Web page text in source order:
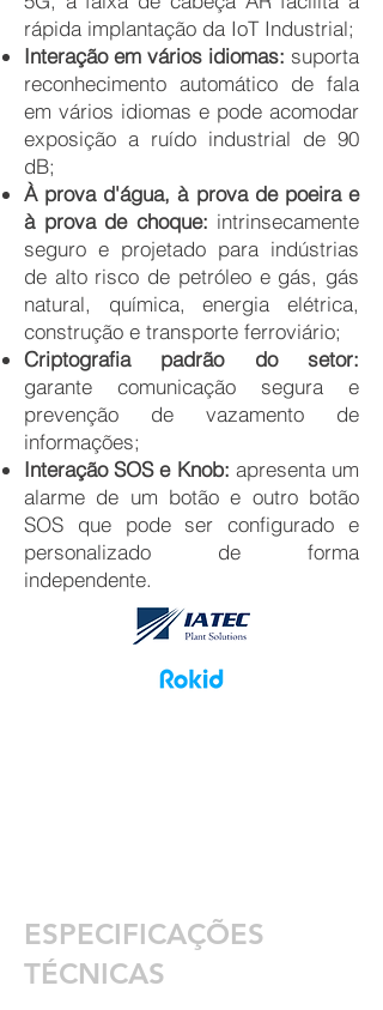
rápida implantação da IoT Industrial;
Interação em vários idiomas: suporta
reconhecimento automático de fala
em vários idiomas e pode acomodar
exposição a ruído industrial de 90
dB;
À prova d'água, à prova de poeira e
à prova de choque: intrinsecamente
seguro e projetado para indústrias
de alto risco de petróleo e gás, gás
natural, química, energia elétrica,
construção e transporte ferroviário;
Criptografia padrão do setor:
garante comunicação segura e
prevenção de vazamento de
informações;
Interação SOS e Knob: apresenta um
alarme de um botão e outro botão
SOS que pode ser configurado e
personalizado de forma
independente.
ESPECIFICAÇÕES
TÉCNICAS